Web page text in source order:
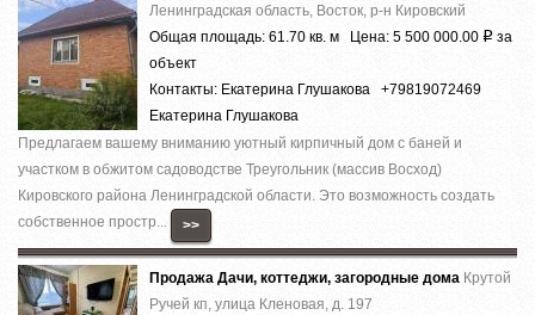
Ленинградская область, Восток, р-н Кировский
Общая площадь: 61.70 кв. м Цена: 5 500 000.00 Р за
объект
Контакты: Екатерина Глушакова +79819072469
Екатерина Глушакова
Предлагаем вашему вниманию уютный кирпичный дом с баней и
участком в обжитом садоводстве Треугольник (массив Восход)
Кировского района Ленинградской области. Это возможность создать
собственное простр...
>>
Продажа Дачи, коттеджи, загородные дома Крутой
Ручей кп, улица Кленовая, д. 197